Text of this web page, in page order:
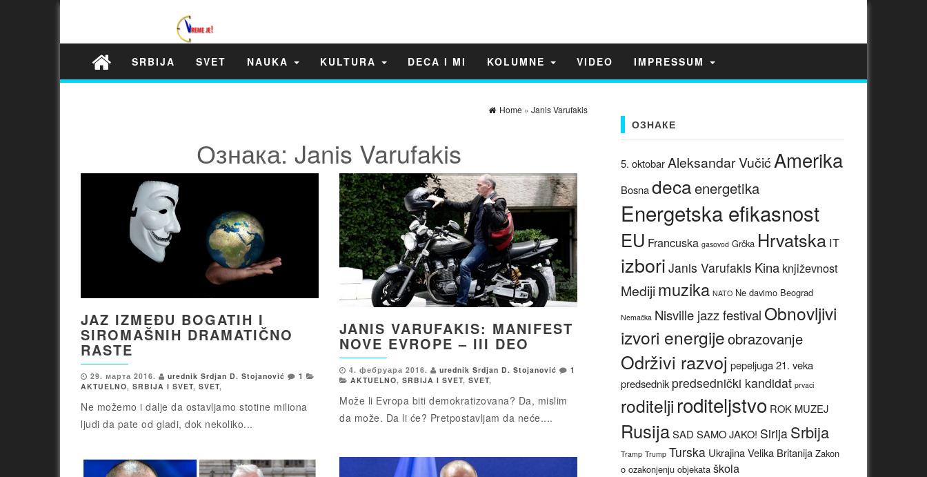
SRBIJA SVET NAUKA KULTURA DECA I MI KOLUMNE VIDEO IMPRESSUM
Home » Janis Varufakis
Ознака: Janis Varufakis
JAZ IZMEĐU BOGATIH I
SIROMAŠNIH DRAMATIČNO
RASTE
29. марта 2016. urednik Srdjan D. Stojanović
1
AKTUELNO, SRBIJA I SVET, SVET,
Ne možemo i dalje da ostavljamo stotine miliona
ljudi da pate od gladi, dok nekoliko...
JANIS VARUFAKIS: MANIFEST
NOVE EVROPE – III DEO
4. фебруара 2016. urednik Srdjan D. Stojanović
1
AKTUELNO, SRBIJA I SVET, SVET,
Može li Evropa biti demokratizovana? Da, mislim
da može. Da li će? Pretpostavljam da neće....
ОЗНАКЕ
5. oktobarAleksandar Vučić Amerika
Bosnadecaenergetika
Energetska efikasnost
EU Francuska gasovod Grčka Hrvatska IT
izbori Janis Varufakis Kina književnost
Medijimuzika NATO Ne davimo Beograd
Nemačka Nisville jazz festival Obnovljivi
izvori energijeobrazovanje
Održivi razvoj pepeljuga 21. veka
predsednik predsednički kandidat prvaci
roditelji roditeljstvo ROK MUZEJ
RusijaSAD SAMO JAKO! Sirija Srbija
Tramp Trump Turska UkrajinaVelika Britanija Zakon
o ozakonjenju objekata škola